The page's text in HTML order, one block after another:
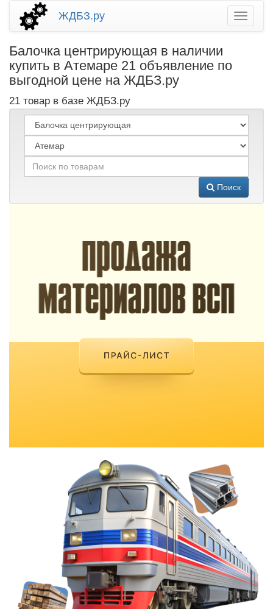
ЖДБЗ.ру
Балочка центрирующая в наличии
купить в Атемаре 21 объявление по
выгодной цене на ЖДБЗ.ру
21 товар в базе ЖДБЗ.ру
Поиск